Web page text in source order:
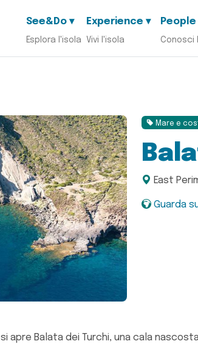
See&Do ▾
Esplora l'isola
Experience ▾
Vivi l'isola
People
Conosci
Mare e
East
Guarda
apre Balata dei Turchi, una cala